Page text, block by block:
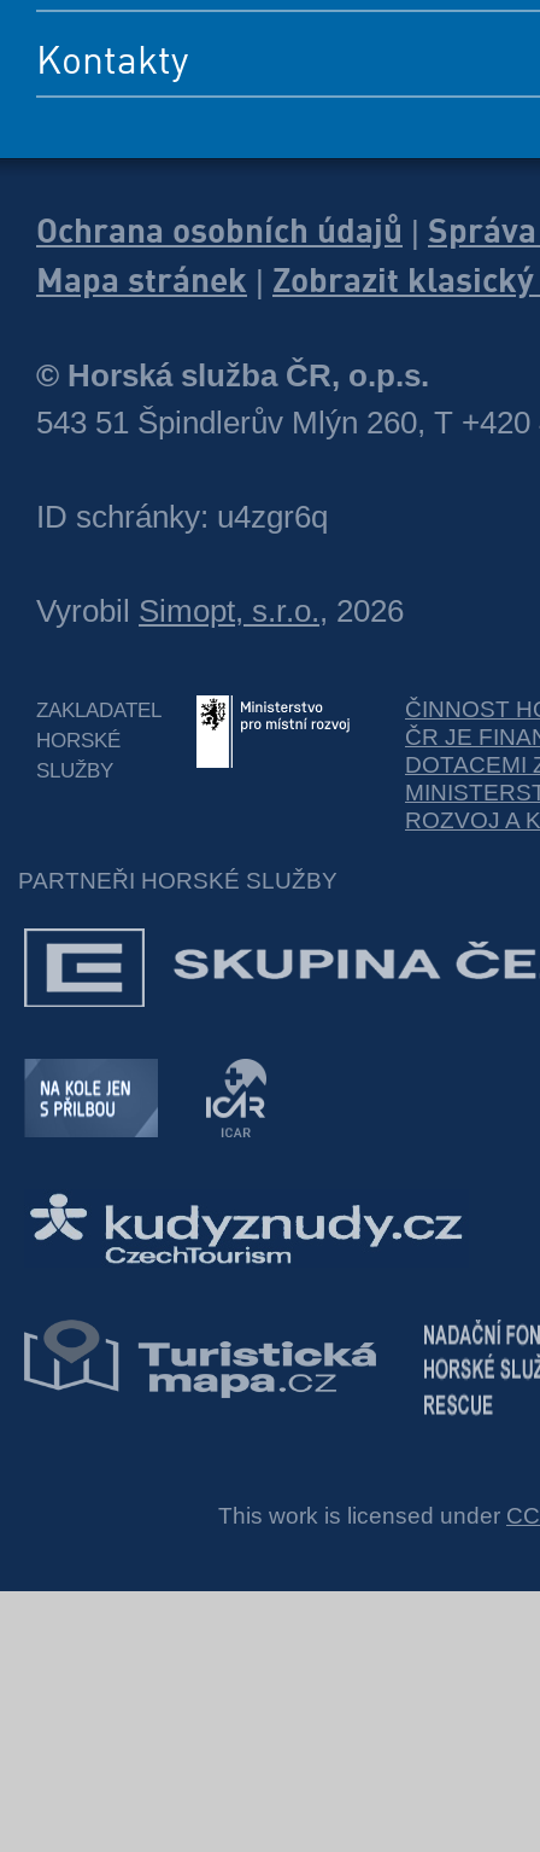
Kontakty
Ochrana osobních údajů
Mapa stránek
Zobrazit
© Horská služba ČR, o.p.s.
543 51 Špindlerův Mlýn 260, T +420
ID schránky: u4zgr6q
Vyrobil Simopt, s.r.o., 2026
ZAKLADATEL
HORSKÉ
SLUŽBY
ČINNOST
ČR JE
DOTACEMI
ROZVOJ A
PARTNEŘI HORSKÉ SLUŽBY
This work is licensed under